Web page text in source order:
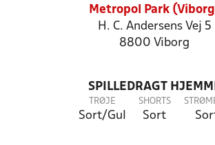
Metropol Park
H. C. Andersens Vej 5
8800 Viborg
SPILLEDRAGT
TRØJE
Sort/Gul
SHORTS
Sort